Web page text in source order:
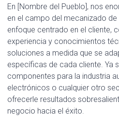
En [Nombre del Pueblo], nos
en el campo del mecanizado
enfoque centrado en el cliente,
experiencia y conocimientos
soluciones a medida que se
específicas de cada cliente. Ya
componentes para la industria
electrónicos o cualquier otro
ofrecerle resultados
negocio hacia el éxito.